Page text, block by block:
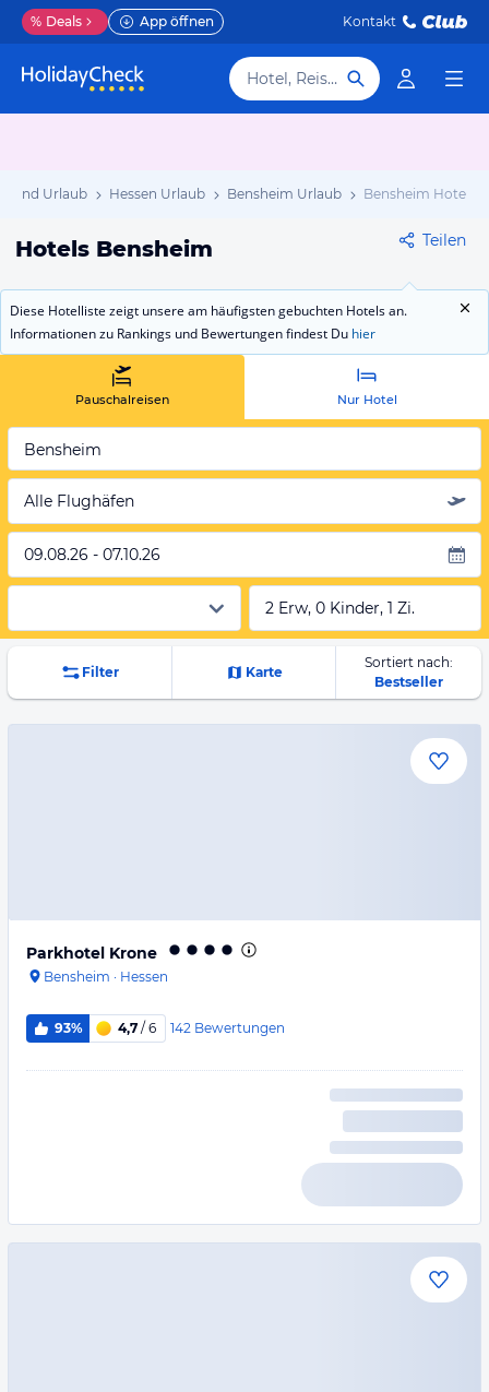
% Deals App öffnen Kontakt
Hotel, Reiseziel
Urlaub Hessen Urlaub Bensheim Urlaub Bensheim Hotels
Hotels Bensheim Teilen
Diese Hotelliste zeigt unsere am häufigsten gebuchten Hotels an.
Informationen zu Rankings und Bewertungen findest Du hier
Pauschalreisen Nur Hotel
Bensheim
Alle Flughäfen
09.08.26 - 07.10.26
2 Erw, 0 Kinder, 1 Zi.
Filter Karte
Sortiert nach:
Bestseller
Parkhotel Krone
Bensheim · Hessen
93% 4,7 / 6 142 Bewertungen